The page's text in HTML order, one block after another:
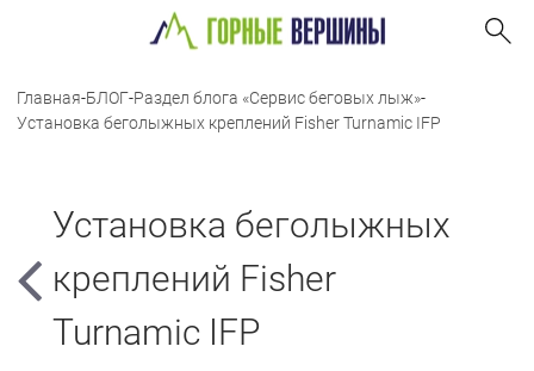
Главная-БЛОГ-Раздел блога «Сервис беговых лыж»-
Установка беголыжных креплений Fisher Turnamic IFP
Установка беголыжных
креплений Fisher
Turnamic IFP